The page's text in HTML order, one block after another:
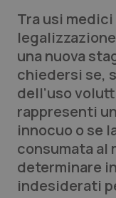
QS Pro
Professionisti
Abruzzo
Basilicata
Calabria
QS Pro Gold
Artrite &
Asma &
QS Club
Tra usi
una nuova
chiedersi se,
dell’uso
rappresenti
innocuo o se
consumata al
determinare
indesiderati